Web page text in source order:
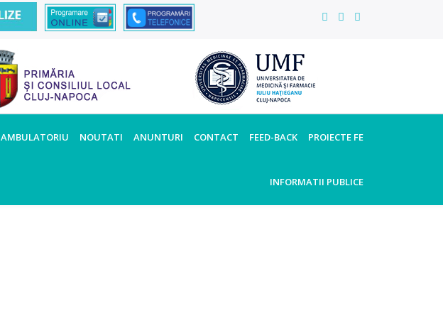
AMBULATORIU NOUTATI ANUNTURI CONTACT FEED-BACK PROIECTE FE
INFORMATII PUBLICE